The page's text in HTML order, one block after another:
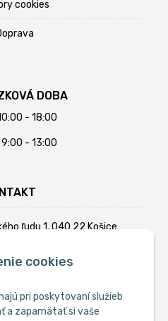
cookies
pri poskytovaní služieb
a zapamätať si vaše
cookies
DOBA
- 18:00
- 13:00
ľudu 1, 040 22 Košice
902 794 355
info@krmiva.sk